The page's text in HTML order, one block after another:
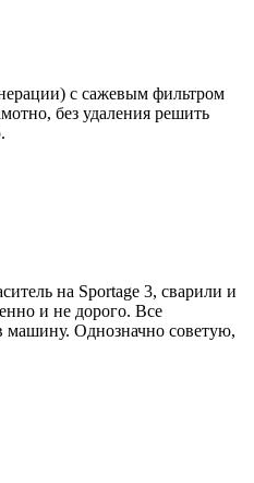
с сажевым фильтром
без удаления решить
на Sportage 3, сварили и
и не дорого. Все
машину. Однозначно советую,